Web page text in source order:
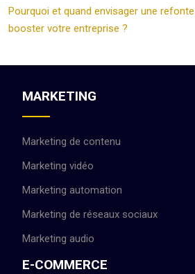
Pourquoi et quand envisager une
booster votre entreprise ?
MARKETING
Marketing de contenu
Marketing vidéo
Marketing automation
Marketing de réseaux sociaux
Marketing audio
E-COMMERCE